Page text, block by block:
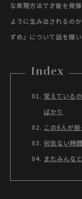
な表現方法で才能を発
ように生み出されるの
ずめ』について話を聞い
Index
覚えている
ばかり
この6人が
何気ない時
またみんな